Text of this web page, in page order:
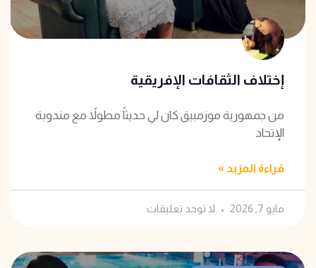
إختلاف الثقافات الإفريقية
من جمهورية موزمبيق كان لي حديثاً مطولاً مع مندوبة
الإتحاد
قراءة المزيد »
مايو 7, 2026 لا توجد تعليقات